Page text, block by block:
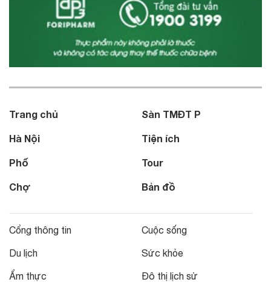
Trang chủ
Hà Nội
Phố
Chợ
Sàn TMĐT P
Tiện ích
Tour
Bản đồ
Cổng thông tin
Du lịch
Ẩm thực
Cuộc sống
Sức khỏe
Đô thị lịch sử